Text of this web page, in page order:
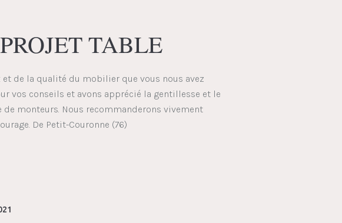
TABLE
de la qualité du mobilier que vous nous avez
vos conseils et avons apprécié la gentillesse et le
monteurs. Nous recommanderons vivement
De Petit-Couronne (76)